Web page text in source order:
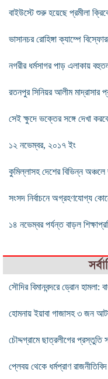
বাইউস্টে শুরু হয়েছে প্রমীলা
ভাসানচর রোহিঙ্গা ক্যাম্পে
নগরীর ধর্মসাগর পাড় এলাকায়
রতনপুর সিনিয়র আলীম মাদ্রাসার
সেই ক্ষুদে ভক্তের সঙ্গে দেখা
১২ নভেম্বর, ২০১৭ ইং
কুমিল্লাসহ দেশের বিভিন্ন
সংসদ নির্বাচনে অগ্রহণযোগ্য
১৪ নভেম্বর পর্যন্ত বাড়ল
সৌদির বিমানবন্দরে ড্রোন হামলা:
হোমনায় ইয়াবা গাজাসহ ৩ জন
চৌদ্দগ্রামে ছাত্রলীগের প্রস্তুতি
প্লেবয় থেকে ধর্মপ্রাণ রাজনীতিবিদ